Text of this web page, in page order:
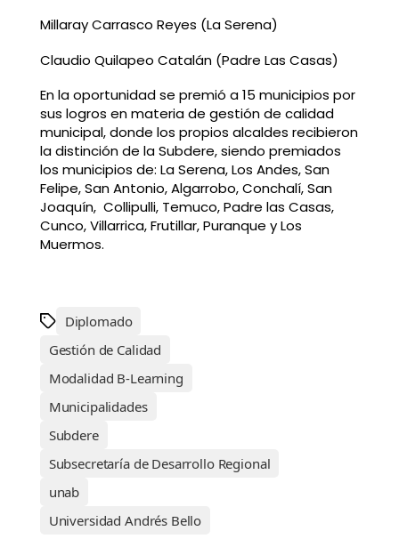
Millaray Carrasco Reyes (La Serena)
Claudio Quilapeo Catalán (Padre Las Casas)
En la oportunidad se premió a 15 municipios por
sus logros en materia de gestión de calidad
municipal, donde los propios alcaldes recibieron
la distinción de la Subdere, siendo premiados
los municipios de: La Serena, Los Andes, San
Felipe, San Antonio, Algarrobo, Conchalí, San
Joaquín, Collipulli, Temuco, Padre las Casas,
Cunco, Villarrica, Frutillar, Puranque y Los
Muermos.
Diplomado
Gestión de Calidad
Modalidad B-Learning
Municipalidades
Subdere
Subsecretaría de Desarrollo Regional
unab
Universidad Andrés Bello